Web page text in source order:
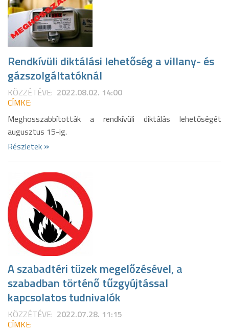
Rendkívüli diktálási lehetőség a villany- és
gázszolgáltatóknál
KÖZZÉTÉVE: 2022.08.02. 14:00
CÍMKE:
Meghosszabbították a rendkívüli diktálás lehetőségét
augusztus 15-ig.
Részletek »
A szabadtéri tüzek megelőzésével, a
szabadban történő tűzgyújtással
kapcsolatos tudnivalók
KÖZZÉTÉVE: 2022.07.28. 11:15
CÍMKE: